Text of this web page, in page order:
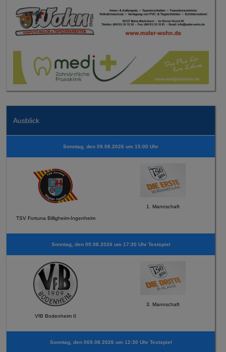
Ausblick
Sonntag, den 09.08.2026 um 15:00 Uhr
TSV Fortuna Billigheim-Ingenheim
1. Mannschaft
Sonntag, den 09.08.2026 um 17:30 Uhr Testspiel
VfB Bodenheim II
3. Mannschaft
Sonntag, den 069.08.2026 um 12:30 Uhr Testspiel